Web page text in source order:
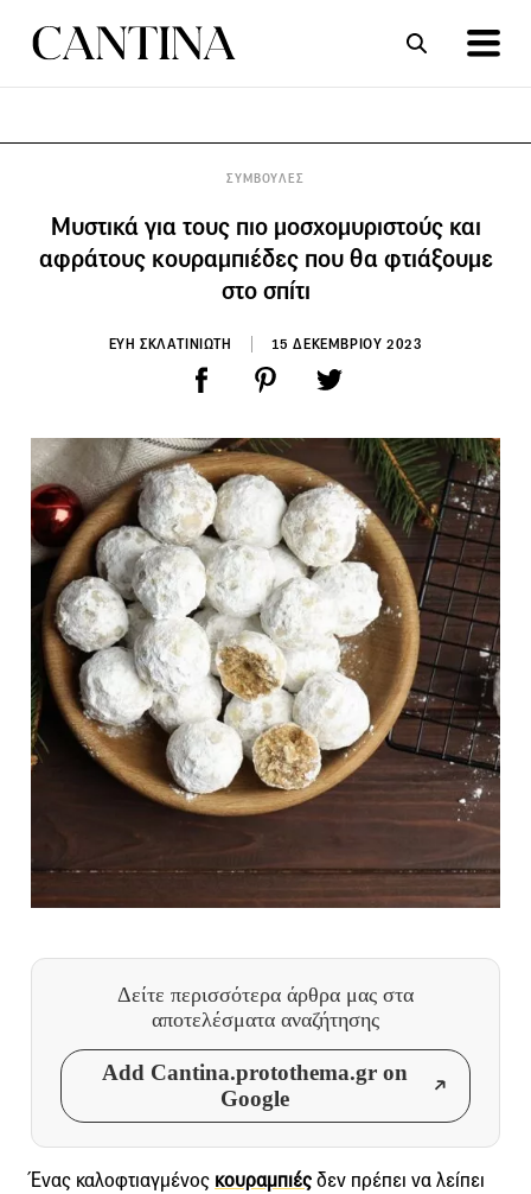
ΣΥΜΒΟΥΛΕΣ
Μυστικά για τους πιο μοσχομυριστούς και
αφράτους κουραμπιέδες που θα φτιάξουμε
στο σπίτι
ΕΥΗ ΣΚΛΑΤΙΝΙΩΤΗ 15 ΔΕΚΕΜΒΡΙΟΥ 2023
Δείτε περισσότερα άρθρα μας στα
αποτελέσματα αναζήτησης
Add Cantina.protothema.gr on
Google
Ένας καλοφτιαγμένος κουραμπιέςδεν πρέπει να λείπει